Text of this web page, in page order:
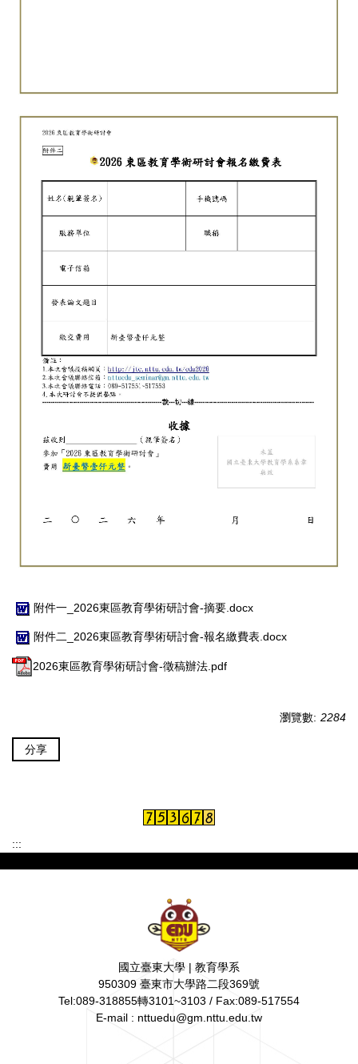
附件一_2026東區教育學術研討會-摘要.docx
附件二_2026東區教育學術研討會-報名繳費表.docx
2026東區教育學術研討會-徵稿辦法.pdf
瀏覽數: 2284
分享
:::
國立臺東大學 | 教育學系
950309 臺東市大學路二段369號
Tel:089-318855轉3101~3103 / Fax:089-517554
E-mail : nttuedu@gm.nttu.edu.tw